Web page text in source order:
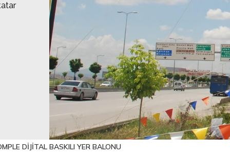
DİJİTAL BASKILI YER BALONU